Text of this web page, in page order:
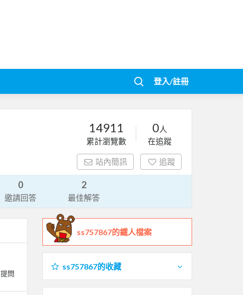
登入/註冊
14911
累計瀏覽數
0人
在追蹤
站內簡訊 追蹤
0
邀請回答
2
最佳解答
提問
ss757867的鐵人檔案
ss757867的收藏